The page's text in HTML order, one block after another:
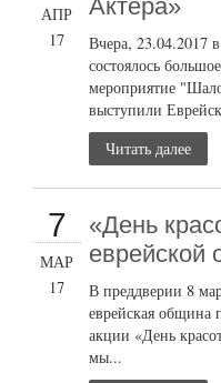
АПР
17
Актёра»
Вчера, 23.04.2017
состоялось
мероприятие
выступили
Читать далее
7
МАР
17
«День
еврейской
В преддверии 8
еврейская община
акции «День
мы...